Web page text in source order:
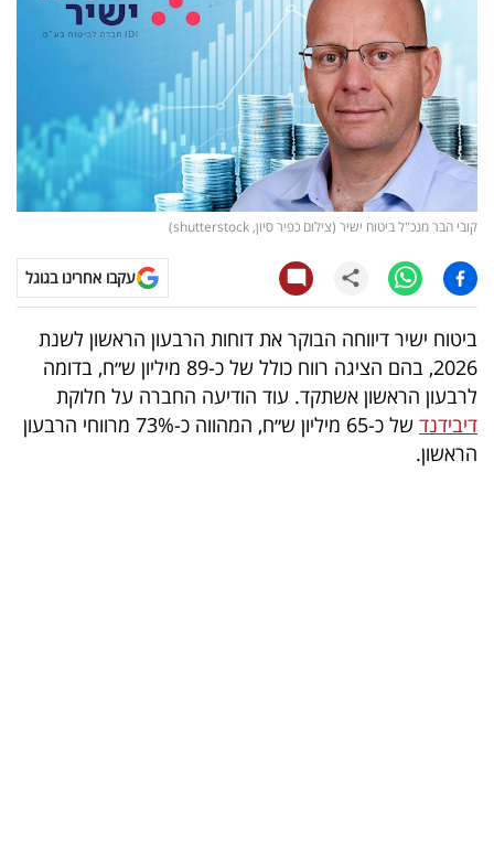
ומחקרים
דעות
רכילות
עסקית
קריפטו
טלוויזיה
עסקי
ספורט
קריירה
ולימודים
קובי הבר מנכ"ל ביטוח ישיר (צילום כפיר סיון, shutterstock)
עקבו אחרינו בגוגל
ביטוח ישיר דיווחה הבוקר את דוחות הרבעון הראשון לשנת
2026, בהם הציגה רווח כולל של כ-89 מיליון ש״ח, בדומה
לרבעון הראשון אשתקד. עוד הודיעה החברה על חלוקת
דיבידנד
של כ-65 מיליון ש״ח, המהווה כ-73% מרווחי הרבעון
הראשון.